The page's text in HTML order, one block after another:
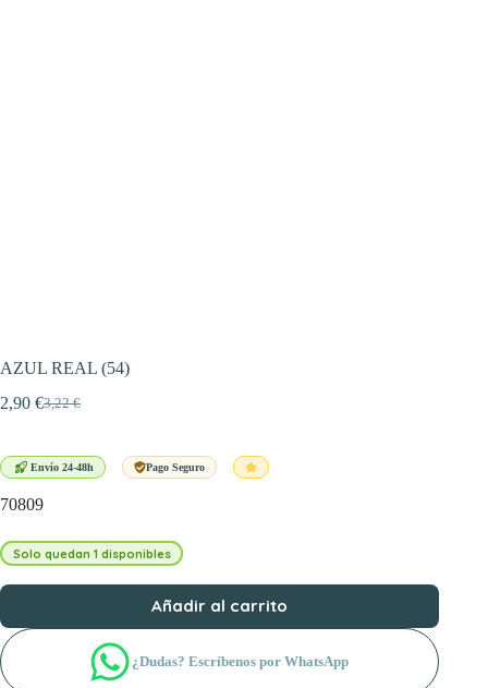
AZUL REAL (54)
3,22€
El
era:
2,90 €El
es:
Envío 24-48h Pago Seguro
70809
Solo quedan 1 disponibles
Añadir al carrito
¿Dudas? Escríbenos por WhatsApp